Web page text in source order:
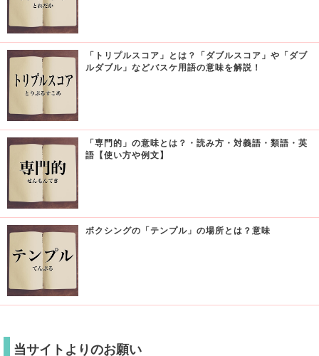
「トリプルスコア」とは？「ダブルスコア」や「ダブ
ルダブル」などバスケ用語の意味を解説！
「専門的」の意味とは？・読み方・対義語・類語・英
語【使い方や例文】
ボクシングの「テンプル」の場所とは？意味
当サイトよりのお願い